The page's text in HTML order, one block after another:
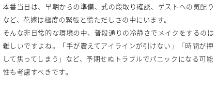
本番当日は、早朝からの準備、式の段取り確認、ゲストへの気配り
など、花嫁は極度の緊張と慌ただしさの中にいます。
そんな非日常的な環境の中、普段通りの冷静さでメイクをするのは
難しいですよね。「手が震えてアイラインが引けない」「時間が押
して焦ってしまう」など、予期せぬトラブルでパニックになる可能
性も考慮すべきです。